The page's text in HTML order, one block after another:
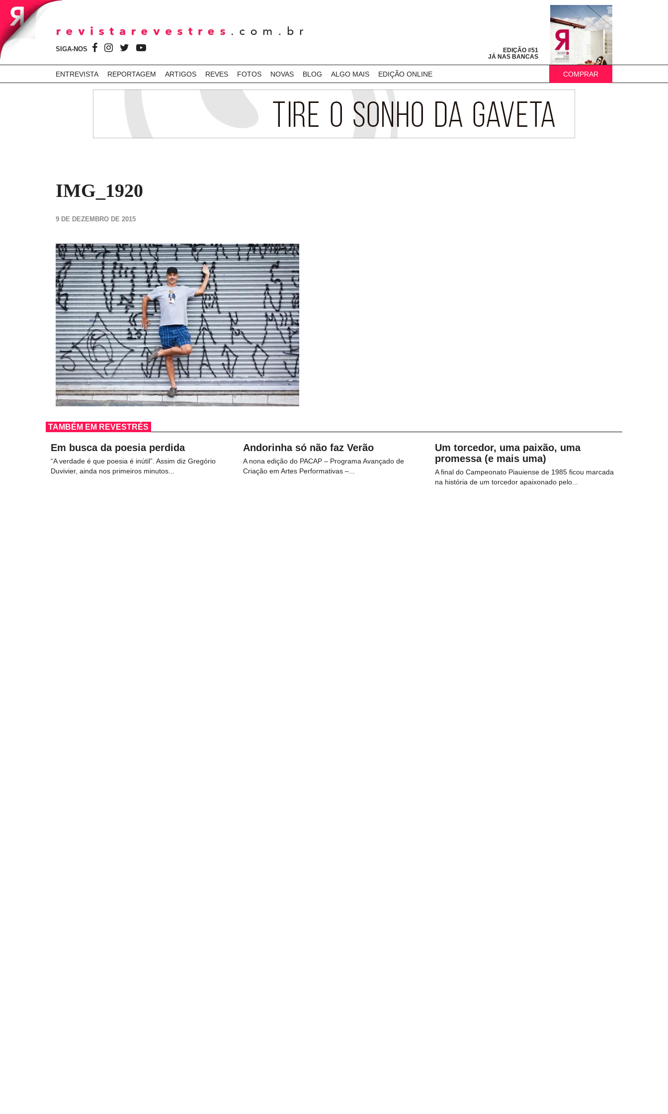
SIGA-NOS
EDIÇÃO #51
JÁ NAS BANCAS
ENTREVISTA REPORTAGEM ARTIGOS REVES FOTOS NOVAS BLOG ALGO MAIS EDIÇÃO ONLINE COMPRAR
IMG_1920
9 DE DEZEMBRO DE 2015
TAMBÉM EM REVESTRÉS
Em busca da poesia perdida
“A verdade é que poesia é inútil”. Assim diz Gregório
Duvivier, ainda nos primeiros minutos...
Andorinha só não faz Verão
A nona edição do PACAP – Programa Avançado de
Criação em Artes Performativas –...
Um torcedor, uma paixão, uma
promessa (e mais uma)
A final do Campeonato Piauiense de 1985 ficou marcada
na história de um torcedor apaixonado pelo...